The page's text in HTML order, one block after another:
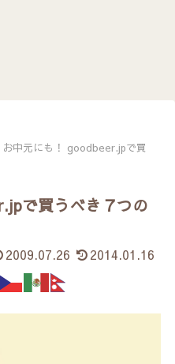
お中元にも！ goodbeer.jpで買
で買うべき７つの
2009.07.26 2014.01.16